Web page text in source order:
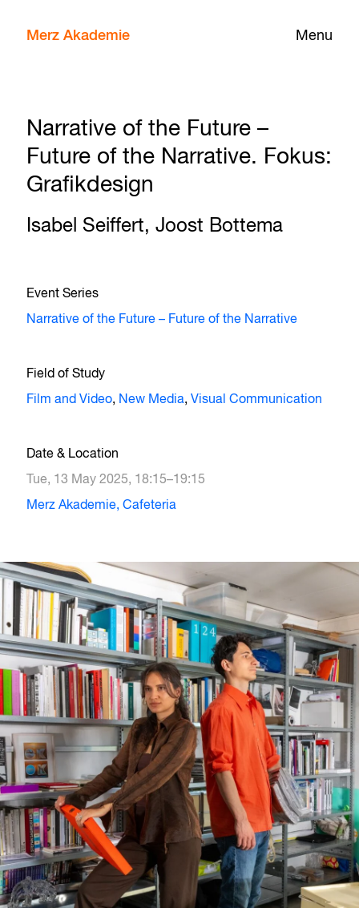
Menu
Merz Akademie
Narrative of the Future –
Future of the Narrative. Fokus:
Grafikdesign
Isabel Seiffert, Joost Bottema
Event Series
Narrative of the Future – Future of the Narrative
Field of Study
Film and Video, New Media,Visual Communication
Date & Location
Tue, 13 May 2025, 18:15–19:15
Merz Akademie, Cafeteria